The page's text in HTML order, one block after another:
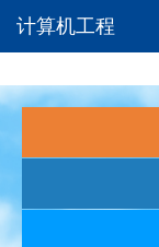
计算机工程